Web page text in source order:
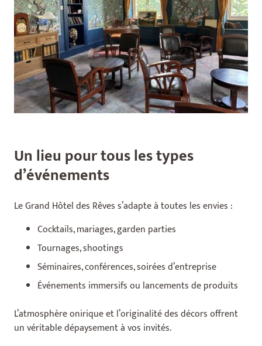
Un lieu pour tous les types
d’événements
Le Grand Hôtel des Rêves s’adapte à toutes les envies :
Cocktails, mariages, garden parties
Tournages, shootings
Séminaires, conférences, soirées d’entreprise
Événements immersifs ou lancements de produits
L’atmosphère onirique et l’originalité des décors offrent
un véritable dépaysement à vos invités.